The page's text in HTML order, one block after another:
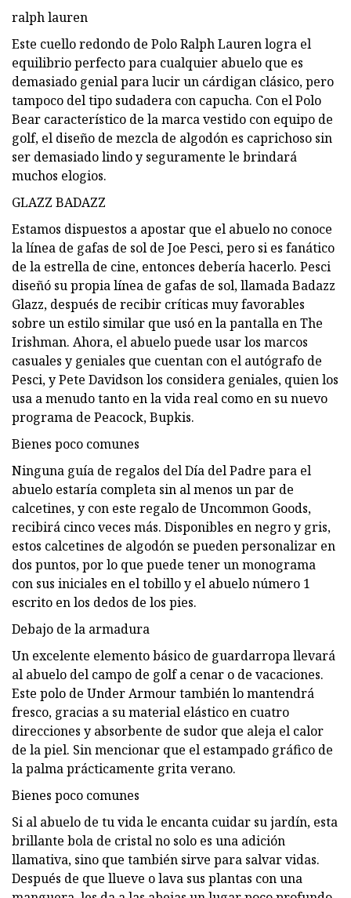
ralph lauren
Este cuello redondo de Polo Ralph Lauren logra el
equilibrio perfecto para cualquier abuelo que es
demasiado genial para lucir un cárdigan clásico, pero
tampoco del tipo sudadera con capucha. Con el Polo
Bear característico de la marca vestido con equipo de
golf, el diseño de mezcla de algodón es caprichoso sin
ser demasiado lindo y seguramente le brindará
muchos elogios.
GLAZZ BADAZZ
Estamos dispuestos a apostar que el abuelo no conoce
la línea de gafas de sol de Joe Pesci, pero si es fanático
de la estrella de cine, entonces debería hacerlo. Pesci
diseñó su propia línea de gafas de sol, llamada Badazz
Glazz, después de recibir críticas muy favorables
sobre un estilo similar que usó en la pantalla en The
Irishman. Ahora, el abuelo puede usar los marcos
casuales y geniales que cuentan con el autógrafo de
Pesci, y Pete Davidson los considera geniales, quien los
usa a menudo tanto en la vida real como en su nuevo
programa de Peacock, Bupkis.
Bienes poco comunes
Ninguna guía de regalos del Día del Padre para el
abuelo estaría completa sin al menos un par de
calcetines, y con este regalo de Uncommon Goods,
recibirá cinco veces más. Disponibles en negro y gris,
estos calcetines de algodón se pueden personalizar en
dos puntos, por lo que puede tener un monograma
con sus iniciales en el tobillo y el abuelo número 1
escrito en los dedos de los pies.
Debajo de la armadura
Un excelente elemento básico de guardarropa llevará
al abuelo del campo de golf a cenar o de vacaciones.
Este polo de Under Armour también lo mantendrá
fresco, gracias a su material elástico en cuatro
direcciones y absorbente de sudor que aleja el calor
de la piel. Sin mencionar que el estampado gráfico de
la palma prácticamente grita verano.
Bienes poco comunes
Si al abuelo de tu vida le encanta cuidar su jardín, esta
brillante bola de cristal no solo es una adición
llamativa, sino que también sirve para salvar vidas.
Después de que llueve o lava sus plantas con una